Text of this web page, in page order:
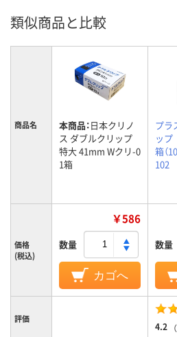
類似商品と比較
商品名 本商品：日本クリノ
ス ダブルクリップ
特大 41mm Wクリ-0
1箱
プラ
ッ
箱（
102
価格
(税込)
￥586
数量
カゴへ
数量
評価
4.2 （